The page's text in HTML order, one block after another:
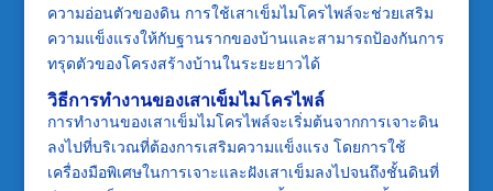
ความอ่อนตัวของดิน การใช้เสาเข็มไมโครไพล์จะช่วยเสริม
ความแข็งแรงให้กับฐานรากของบ้านและสามารถป้องกันการ
ทรุดตัวของโครงสร้างบ้านในระยะยาวได้
วิธีการทำงานของเสาเข็มไมโครไพล์
การทำงานของเสาเข็มไมโครไพล์จะเริ่มต้นจากการเจาะดิน
ลงไปที่บริเวณที่ต้องการเสริมความแข็งแรง โดยการใช้
เครื่องมือพิเศษในการเจาะและฝังเสาเข็มลงไปจนถึงชั้นดินที่